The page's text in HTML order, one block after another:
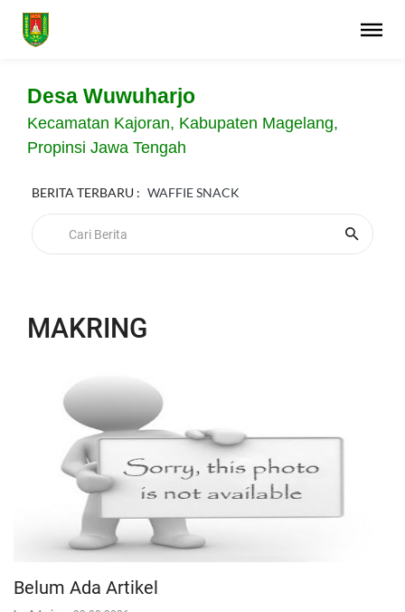
Desa Wuwuharjo
Kecamatan Kajoran, Kabupaten Magelang,
Propinsi Jawa Tengah
BERITA TERBARU : WAFFIE SNACK
MAKRING
Belum Ada Artikel